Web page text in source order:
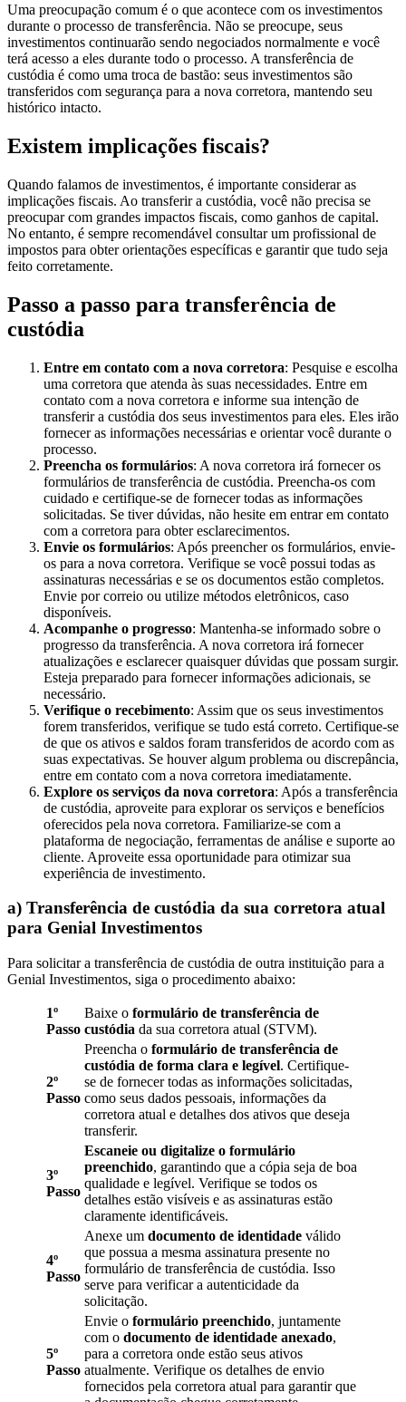
Uma preocupação comum é o que acontece com os investimentos
durante o processo de transferência. Não se preocupe, seus
investimentos continuarão sendo negociados normalmente e você
terá acesso a eles durante todo o processo. A transferência de
custódia é como uma troca de bastão: seus investimentos são
transferidos com segurança para a nova corretora, mantendo seu
histórico intacto.
Existem implicações fiscais?
Quando falamos de investimentos, é importante considerar as
implicações fiscais. Ao transferir a custódia, você não precisa se
preocupar com grandes impactos fiscais, como ganhos de capital.
No entanto, é sempre recomendável consultar um profissional de
impostos para obter orientações específicas e garantir que tudo seja
feito corretamente.
Passo a passo para transferência de
custódia
Entre em contato com a nova corretora: Pesquise e escolha
uma corretora que atenda às suas necessidades. Entre em
contato com a nova corretora e informe sua intenção de
transferir a custódia dos seus investimentos para eles. Eles irão
fornecer as informações necessárias e orientar você durante o
processo.
Preencha os formulários: A nova corretora irá fornecer os
formulários de transferência de custódia. Preencha-os com
cuidado e certifique-se de fornecer todas as informações
solicitadas. Se tiver dúvidas, não hesite em entrar em contato
com a corretora para obter esclarecimentos.
Envie os formulários: Após preencher os formulários, envie-
os para a nova corretora. Verifique se você possui todas as
assinaturas necessárias e se os documentos estão completos.
Envie por correio ou utilize métodos eletrônicos, caso
disponíveis.
Acompanhe o progresso: Mantenha-se informado sobre o
progresso da transferência. A nova corretora irá fornecer
atualizações e esclarecer quaisquer dúvidas que possam surgir.
Esteja preparado para fornecer informações adicionais, se
necessário.
Verifique o recebimento: Assim que os seus investimentos
forem transferidos, verifique se tudo está correto. Certifique-se
de que os ativos e saldos foram transferidos de acordo com as
suas expectativas. Se houver algum problema ou discrepância,
entre em contato com a nova corretora imediatamente.
Explore os serviços da nova corretora: Após a transferência
de custódia, aproveite para explorar os serviços e benefícios
oferecidos pela nova corretora. Familiarize-se com a
plataforma de negociação, ferramentas de análise e suporte ao
cliente. Aproveite essa oportunidade para otimizar sua
experiência de investimento.
a) Transferência de custódia da sua corretora atual
para Genial Investimentos
Para solicitar a transferência de custódia de outra instituição para a
Genial Investimentos, siga o procedimento abaixo:
1º
Passo
Baixe o formulário de transferência de
custódia da sua corretora atual (STVM).
2º
Passo
Preencha o formulário de transferência de
custódia de forma clara e legível. Certifique-
se de fornecer todas as informações solicitadas,
como seus dados pessoais, informações da
corretora atual e detalhes dos ativos que deseja
transferir.
3º
Passo
Escaneie ou digitalize o formulário
preenchido, garantindo que a cópia seja de boa
qualidade e legível. Verifique se todos os
detalhes estão visíveis e as assinaturas estão
claramente identificáveis.
4º
Passo
Anexe um documento de identidade válido
que possua a mesma assinatura presente no
formulário de transferência de custódia. Isso
serve para verificar a autenticidade da
solicitação.
5º
Passo
Envie o formulário preenchido, juntamente
com o documento de identidade anexado,
para a corretora onde estão seus ativos
atualmente. Verifique os detalhes de envio
fornecidos pela corretora atual para garantir que